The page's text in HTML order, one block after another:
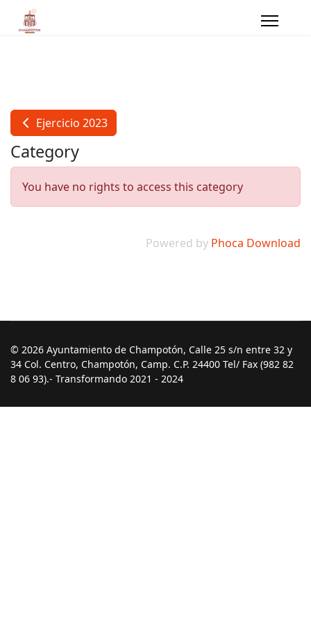
Ejercicio 2023
Category
You have no rights to access this category
Powered by Phoca Download
© 2026 Ayuntamiento de Champotón, Calle 25 s/n entre 32 y
34 Col. Centro, Champotón, Camp. C.P. 24400 Tel/ Fax (982 82
8 06 93).- Transformando 2021 - 2024